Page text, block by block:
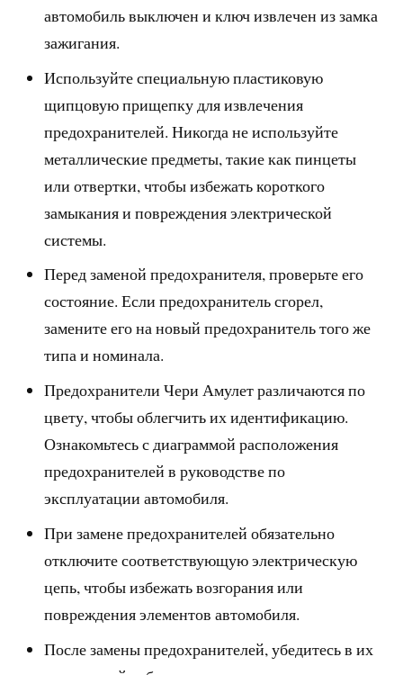
автомобиль выключен и ключ извлечен из замка
зажигания.
Используйте специальную пластиковую
щипцовую прищепку для извлечения
предохранителей. Никогда не используйте
металлические предметы, такие как пинцеты
или отвертки, чтобы избежать короткого
замыкания и повреждения электрической
системы.
Перед заменой предохранителя, проверьте его
состояние. Если предохранитель сгорел,
замените его на новый предохранитель того же
типа и номинала.
Предохранители Чери Амулет различаются по
цвету, чтобы облегчить их идентификацию.
Ознакомьтесь с диаграммой расположения
предохранителей в руководстве по
эксплуатации автомобиля.
При замене предохранителей обязательно
отключите соответствующую электрическую
цепь, чтобы избежать возгорания или
повреждения элементов автомобиля.
После замены предохранителей, убедитесь в их